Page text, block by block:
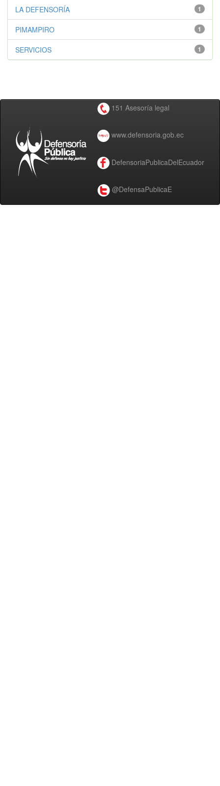
1
LA DEFENSORÍA
1
PIMAMPIRO
1
SERVICIOS
151 Asesoría legal
www.defensoria.gob.ec
DefensoriaPublicaDelEcuador
@DefensaPublicaE